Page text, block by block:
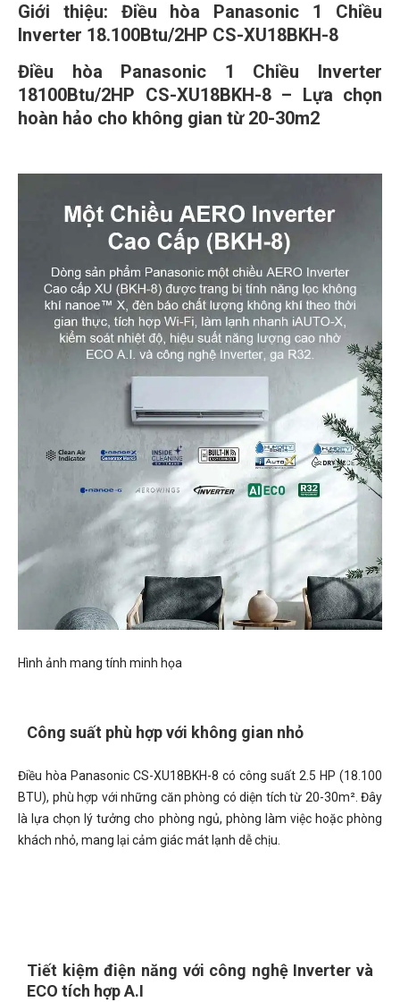
Giới thiệu: Điều hòa Panasonic 1 Chiều
Inverter 18.100Btu/2HP CS-XU18BKH-8
Điều hòa Panasonic 1 Chiều Inverter
18100Btu/2HP CS-XU18BKH-8 – Lựa chọn
hoàn hảo cho không gian từ 20-30m2
Hình ảnh mang tính minh họa
Công suất phù hợp với không gian nhỏ
Điều hòa Panasonic CS-XU18BKH-8 có công suất 2.5 HP (18.100
BTU), phù hợp với những căn phòng có diện tích từ 20-30m². Đây
là lựa chọn lý tưởng cho phòng ngủ, phòng làm việc hoặc phòng
khách nhỏ, mang lại cảm giác mát lạnh dễ chịu.
Tiết kiệm điện năng với công nghệ Inverter và
ECO tích hợp A.I